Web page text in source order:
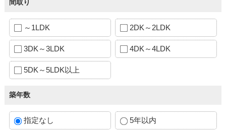
間取り
～1LDK 2DK～2LDK
3DK～3LDK 4DK～4LDK
5DK～5LDK以上
築年数
指定なし 5年以内